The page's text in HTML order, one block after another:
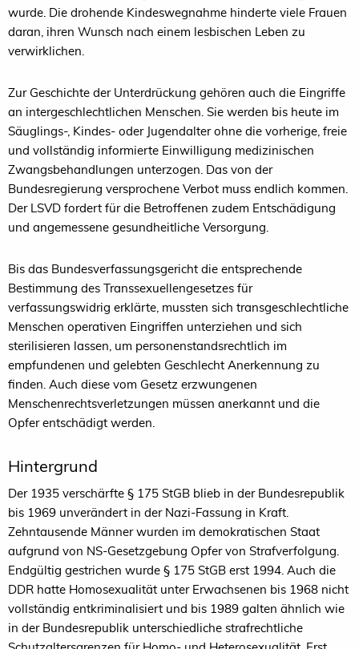
wurde. Die drohende Kindeswegnahme hinderte viele Frauen
daran, ihren Wunsch nach einem lesbischen Leben zu
verwirklichen.
Zur Geschichte der Unterdrückung gehören auch die Eingriffe
an intergeschlechtlichen Menschen. Sie werden bis heute im
Säuglings-, Kindes- oder Jugendalter ohne die vorherige, freie
und vollständig informierte Einwilligung medizinischen
Zwangsbehandlungen unterzogen. Das von der
Bundesregierung versprochene Verbot muss endlich kommen.
Der LSVD fordert für die Betroffenen zudem Entschädigung
und angemessene gesundheitliche Versorgung.
Bis das Bundesverfassungsgericht die entsprechende
Bestimmung des Transsexuellengesetzes für
verfassungswidrig erklärte, mussten sich transgeschlechtliche
Menschen operativen Eingriffen unterziehen und sich
sterilisieren lassen, um personenstandsrechtlich im
empfundenen und gelebten Geschlecht Anerkennung zu
finden. Auch diese vom Gesetz erzwungenen
Menschenrechtsverletzungen müssen anerkannt und die
Opfer entschädigt werden.
Hintergrund
Der 1935 verschärfte § 175 StGB blieb in der Bundesrepublik
bis 1969 unverändert in der Nazi-Fassung in Kraft.
Zehntausende Männer wurden im demokratischen Staat
aufgrund von NS-Gesetzgebung Opfer von Strafverfolgung.
Endgültig gestrichen wurde § 175 StGB erst 1994. Auch die
DDR hatte Homosexualität unter Erwachsenen bis 1968 nicht
vollständig entkriminalisiert und bis 1989 galten ähnlich wie
in der Bundesrepublik unterschiedliche strafrechtliche